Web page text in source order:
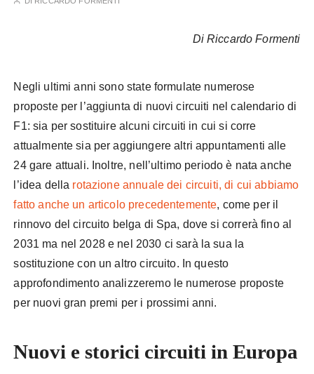
Di Riccardo Formenti
Negli ultimi anni sono state formulate numerose
proposte per l’aggiunta di nuovi circuiti nel calendario di
F1: sia per sostituire alcuni circuiti in cui si corre
attualmente sia per aggiungere altri appuntamenti alle
24 gare attuali. Inoltre, nell’ultimo periodo è nata anche
l’idea della rotazione annuale dei circuiti, di cui abbiamo
fatto anche un articolo precedentemente, come per il
rinnovo del circuito belga di Spa, dove si correrà fino al
2031 ma nel 2028 e nel 2030 ci sarà la sua la
sostituzione con un altro circuito. In questo
approfondimento analizzeremo le numerose proposte
per nuovi gran premi per i prossimi anni.
Nuovi e storici circuiti in Europa